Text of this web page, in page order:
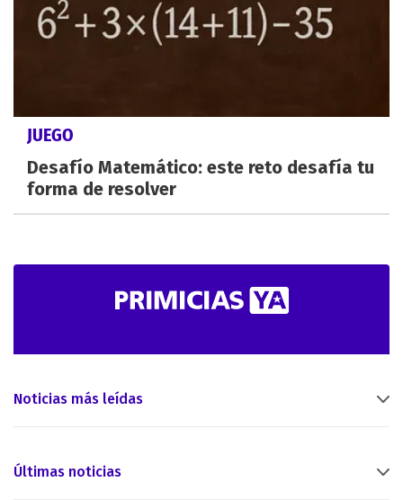
JUEGO
Desafío Matemático: este reto desafía tu
forma de resolver
Noticias más leídas
Últimas noticias